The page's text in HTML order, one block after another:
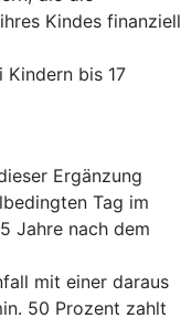
Kindes finanziell
Kindern bis 17
Ergänzung
Tag im
Jahre nach dem
mit einer daraus
50 Prozent zahlt